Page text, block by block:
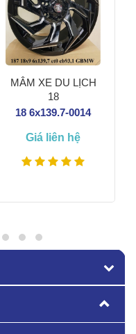
MÂM XE DU LỊCH
18
18 6x139.7-0014
Giá liên hệ